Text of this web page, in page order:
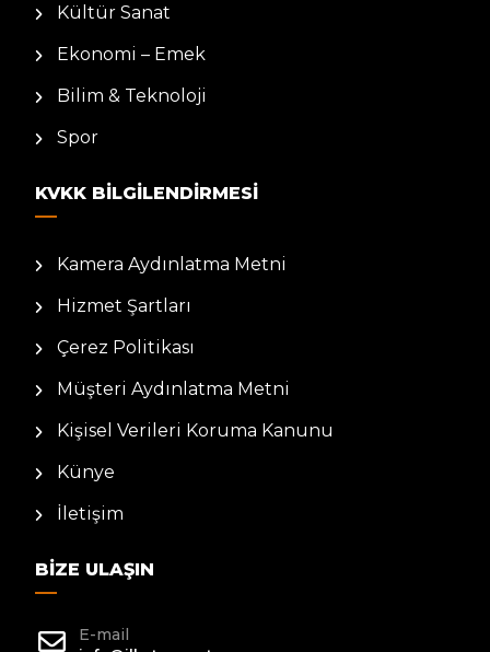
Kültür Sanat
Ekonomi – Emek
Bilim & Teknoloji
Spor
KVKK BILGILENDIRMESI
Kamera Aydınlatma Metni
Hizmet Şartları
Çerez Politikası
Müşteri Aydınlatma Metni
Kişisel Verileri Koruma Kanunu
Künye
İletişim
BIZE ULAŞIN
E-mail